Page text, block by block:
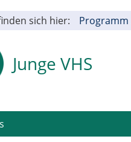
sich hier: Programm
Junge VHS